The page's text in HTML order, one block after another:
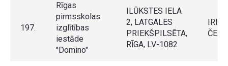
197.
Rīgas
pirmsskolas
izglītības
iestāde
"Domino"
ILŪKSTES IELA
2, LATGALES
PRIEKŠPILSĒTA,
RĪGA, LV-1082
IRINA